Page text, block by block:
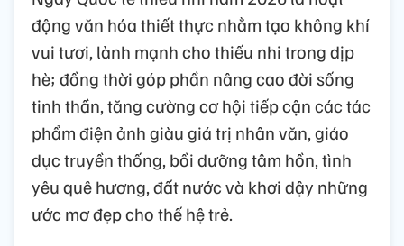
động văn hóa thiết thực nhằm tạo không khí
vui tươi, lành mạnh cho thiếu nhi trong dịp
hè; đồng thời góp phần nâng cao đời sống
tinh thần, tăng cường cơ hội tiếp cận các tác
phẩm điện ảnh giàu giá trị nhân văn, giáo
dục truyền thống, bồi dưỡng tâm hồn, tình
yêu quê hương, đất nước và khơi dậy những
ước mơ đẹp cho thế hệ trẻ.